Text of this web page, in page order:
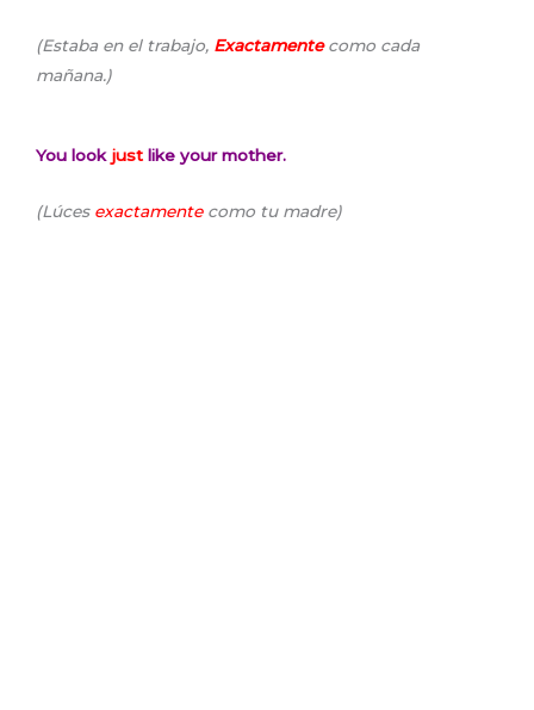
(Estaba en el trabajo, Exactamentecomo cada
mañana.)
You look just like your mother.
(Lúces exactamentecomo tu madre)